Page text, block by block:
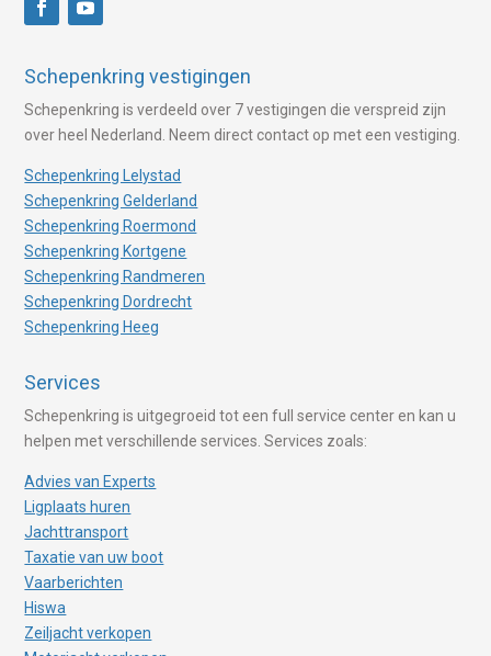
Schepenkring vestigingen
Schepenkring is verdeeld over 7 vestigingen die verspreid zijn
over heel Nederland. Neem direct contact op met een vestiging.
Schepenkring Lelystad
Schepenkring Gelderland
Schepenkring Roermond
Schepenkring Kortgene
Schepenkring Randmeren
Schepenkring Dordrecht
Schepenkring Heeg
Services
Schepenkring is uitgegroeid tot een full service center en kan u
helpen met verschillende services. Services zoals:
Advies van Experts
Ligplaats huren
Jachttransport
Taxatie van uw boot
Vaarberichten
Hiswa
Zeiljacht verkopen